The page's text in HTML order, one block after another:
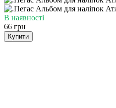
В наявності
66 грн
Купити